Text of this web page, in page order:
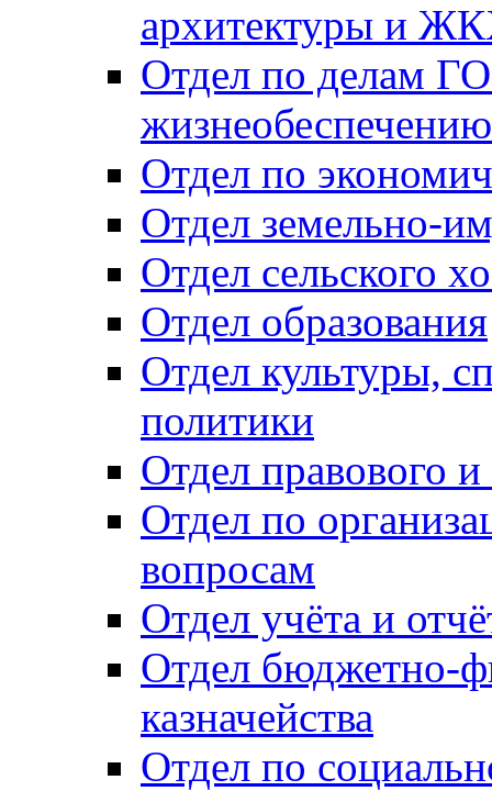
архитектуры и
Отдел по делам
Отдел по
Отдел земельно-
Отдел сельского
Отдел образования
Отдел культуры,
политики
Отдел правового
Отдел по
вопросам
Отдел учёта и
Отдел бюджетно-
казначейства
Отдел по